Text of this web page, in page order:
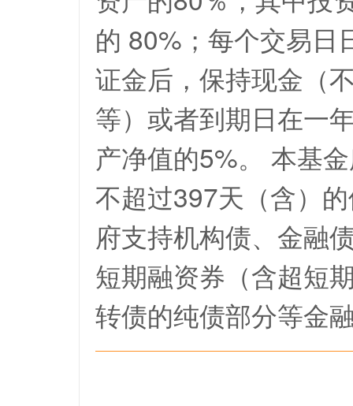
的 80%；每个交易日
证金后，保持现金（
等）或者到期日在一
产净值的5%。 本基
不超过397天（含）
府支持机构债、金融
短期融资券（含超短
转债的纯债部分等金